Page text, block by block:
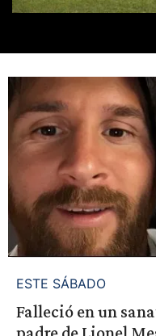
ESTE SÁBADO
Falleció en un